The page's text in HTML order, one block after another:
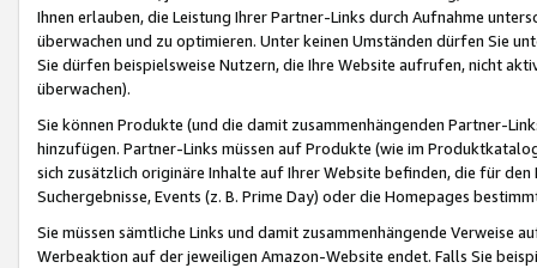
Ihnen erlauben, die Leistung Ihrer Partner-Links durch Aufnahme
überwachen und zu optimieren. Unter keinen Umständen dürfen Sie
Sie dürfen beispielsweise Nutzern, die Ihre Website aufrufen, nicht
überwachen).
Sie können Produkte (und die damit zusammenhängenden Partner-
hinzufügen. Partner-Links müssen auf Produkte (wie im
sich zusätzlich originäre Inhalte auf Ihrer Website befinden, die für
Suchergebnisse, Events (z. B. Prime Day) oder die Homepages
Sie müssen sämtliche Links und damit zusammenhängende
Werbeaktion auf der jeweiligen Amazon-Website endet. Falls Sie